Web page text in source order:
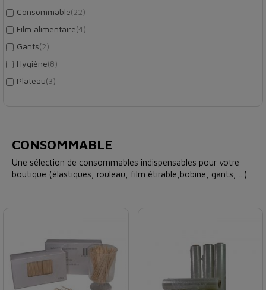
Consommable(22)
Film alimentaire(4)
Gants(2)
Hygiène(8)
Plateau(3)
CONSOMMABLE
Une sélection de consommables indispensables pour votre
boutique (élastiques, rouleau, film étirable,bobine, gants, ...)